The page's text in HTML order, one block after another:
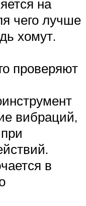
на
чего лучше
хомут.
проверяют
вибраций,
в